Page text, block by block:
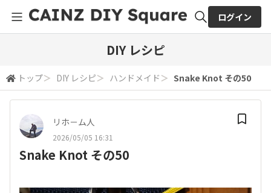
検索
ログイン
DIY レシピ
トップ＞ DIY レシピ＞ ハンドメイド ＞ Snake Knot その50
リホ－ム人
2026/05/05 16:31
Snake Knot その50